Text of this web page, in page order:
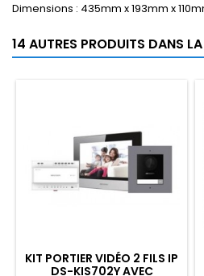
Dimensions : 435mm x 193mm x
14 AUTRES PRODUITS DANS
KIT PORTIER VIDÉO 2 FILS IP
DS-KIS702Y AVEC